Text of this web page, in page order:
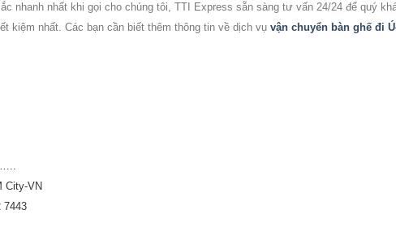
nhanh nhất khi gọi cho chúng tôi, TTI Express sẵn sàng tư vấn 24/24 để quý
kiệm nhất. Các bạn cần biết thêm thông tin về dịch vụ vận chuyển bàn ghế đi
City-VN
7443